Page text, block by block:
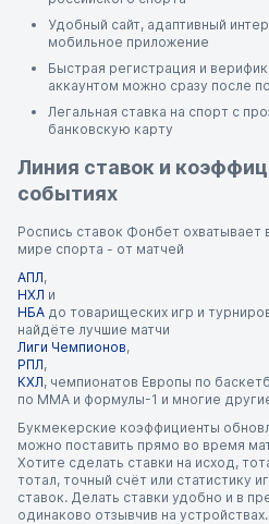
Удобный сайт, адаптивный
мобильное приложение
Быстрая регистрация и
аккаунтом можно сразу после
Легальная ставка на спорт с
банковскую карту
Линия ставок и
событиях
Роспись ставок Фонбет охватывает
мире спорта - от матчей
АПЛ,
НХЛ и
НБА до товарищеских игр и
найдёте лучшие матчи
Лиги Чемпионов,
РПЛ,
КХЛ, чемпионатов Европы по
по ММА и формулы-1 и многие
Букмекерские коэффициенты
можно поставить прямо во время
Хотите сделать ставки на исход,
тотал, точный счёт или статистику
ставок. Делать ставки удобно и в
одинаково отзывчив на устройствах.